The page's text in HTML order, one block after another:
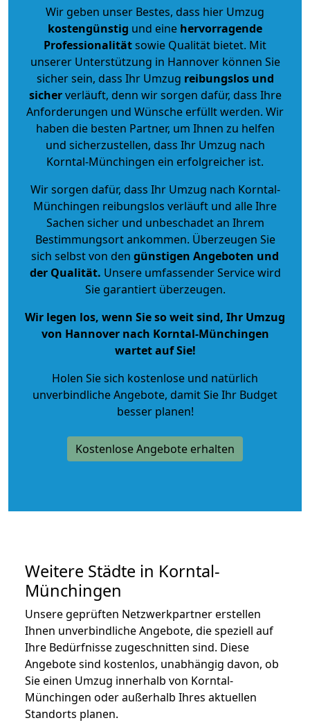
Wir geben unser Bestes, dass hier Umzug
kostengünstig und eine hervorragende
Professionalitätsowie Qualität bietet. Mit
unserer Unterstützung in Hannover können Sie
sicher sein, dass Ihr Umzug reibungslos und
sicherverläuft, denn wir sorgen dafür, dass Ihre
Anforderungen und Wünsche erfüllt werden. Wir
haben die besten Partner, um Ihnen zu helfen
und sicherzustellen, dass Ihr Umzug nach
Korntal-Münchingen ein erfolgreicher ist.
Wir sorgen dafür, dass Ihr Umzug nach Korntal-
Münchingen reibungslos verläuft und alle Ihre
Sachen sicher und unbeschadet an Ihrem
Bestimmungsort ankommen. Überzeugen Sie
sich selbst von den günstigen Angeboten und
der Qualität. Unsere umfassender Service wird
Sie garantiert überzeugen.
Wir legen los, wenn Sie so weit sind, Ihr Umzug
von Hannover nach Korntal-Münchingen
wartet auf Sie!
Holen Sie sich kostenlose und natürlich
unverbindliche Angebote, damit Sie Ihr Budget
besser planen!
Kostenlose Angebote erhalten
Weitere Städte in Korntal-
Münchingen
Unsere geprüften Netzwerkpartner erstellen
Ihnen unverbindliche Angebote, die speziell auf
Ihre Bedürfnisse zugeschnitten sind. Diese
Angebote sind kostenlos, unabhängig davon, ob
Sie einen Umzug innerhalb von Korntal-
Münchingen oder außerhalb Ihres aktuellen
Standorts planen.